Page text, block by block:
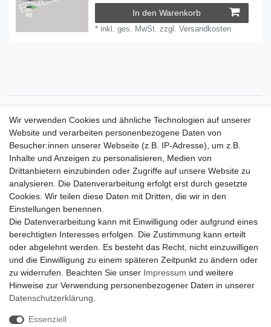
In den Warenkorb
* inkl. ges. MwSt. zzgl.Versandkosten
Versandkosten
Der Weg zur eigenen Klimaanlage
Inbetriebnahme & Serviceleistungen
Für Interessierte aus der Schweiz
Klimaanlage = Wärmepumpe
Hilfe
Bankverbindung:
encliso GmbH
Kreissparkasse Verl
Kto-Nr. 25007352 - BLZ 47853520
BIC/SWIFT: WELADED1WDB
IBAN: DE07 4785 3520 0025 0073 52
Wir verwenden Cookies und ähnliche Technologien auf unserer
Website und verarbeiten personenbezogene Daten von
Besucher:innen unserer Webseite (z.B. IP-Adresse), um z.B.
Inhalte und Anzeigen zu personalisieren, Medien von
Drittanbietern einzubinden oder Zugriffe auf unsere Website zu
analysieren. Die Datenverarbeitung erfolgt erst durch gesetzte
Cookies. Wir teilen diese Daten mit Dritten, die wir in den
Einstellungen benennen.
Die Datenverarbeitung kann mit Einwilligung oder aufgrund eines
berechtigten Interesses erfolgen. Die Zustimmung kann erteilt
oder abgelehnt werden. Es besteht das Recht, nicht einzuwilligen
und die Einwilligung zu einem späteren Zeitpunkt zu ändern oder
zu widerrufen. Beachten Sie unser Impressum und weitere
Hinweise zur Verwendung personenbezogener Daten in unserer
Daten­schutz­erklärung
Essenziell